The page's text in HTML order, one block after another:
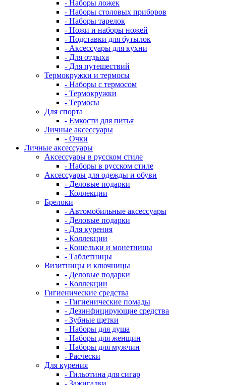
- Наборы ложек
- Наборы столовых приборов
- Наборы тарелок
- Ножи и наборы ножей
- Подставки для бутылок
- Аксессуары для кухни
- Для отдыха
- Для путешествий
Термокружки и термосы
- Наборы с термосом
- Термокружки
- Термосы
Для спорта
- Емкости для питья
Личные аксессуары
- Очки
Личные аксессуары
Аксессуары в русском стиле
- Наборы в русском стиле
Аксессуары для одежды и обуви
- Деловые подарки
- Коллекции
Брелоки
- Автомобильные аксессуары
- Деловые подарки
- Для курения
- Коллекции
- Кошельки и монетницы
- Таблетницы
Визитницы и ключницы
- Деловые подарки
- Коллекции
Гигиенические средства
- Гигиенические помады
- Дезинфицирующие средства
- Зубные щетки
- Наборы для душа
- Наборы для женщин
- Наборы для мужчин
- Расчески
Для курения
- Гильотина для сигар
- Зажигалки